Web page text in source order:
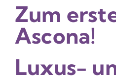
Zum
Ascona!
Luxus-